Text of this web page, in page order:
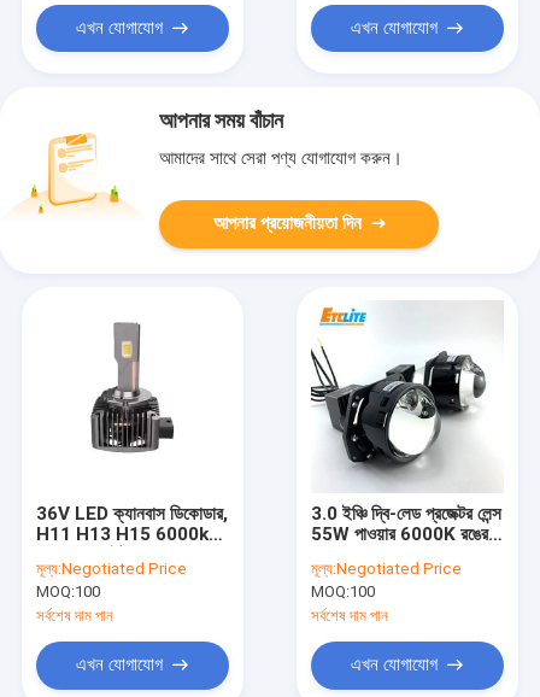
এখন যোগাযোগ এখন যোগাযোগ
আপনার সময় বাঁচান
আমাদের সাথে সেরা পণ্য যোগাযোগ করুন।
আপনার প্রয়োজনীয়তা দিন
36V LED ক্যানবাস ডিকোডার,
H11 H13 H15 6000k
মূল্য:Negotiated Price
MOQ:100
সর্বশেষ দাম পান
এখন যোগাযোগ
3.0 ইঞ্চি দ্বি-লেড প্রজেক্টর লেন্স
55W পাওয়ার 6000K রঙের
মূল্য:Negotiated Price
MOQ:100
সর্বশেষ দাম পান
এখন যোগাযোগ